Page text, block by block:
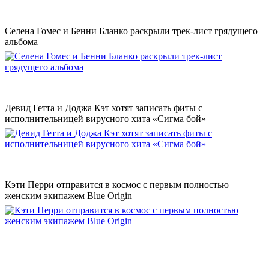
Селена Гомес и Бенни Бланко раскрыли трек-лист грядущего
альбома
Девид Гетта и Доджа Кэт хотят записать фиты с
исполнительницей вирусного хита «Сигма бой»
Кэти Перри отправится в космос с первым полностью
женским экипажем Blue Origin